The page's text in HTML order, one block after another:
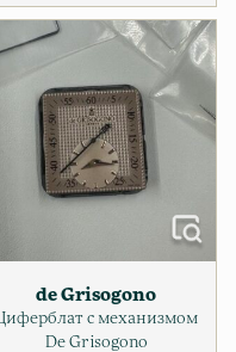
de Grisogono
Циферблат с механизмом
De Grisogono